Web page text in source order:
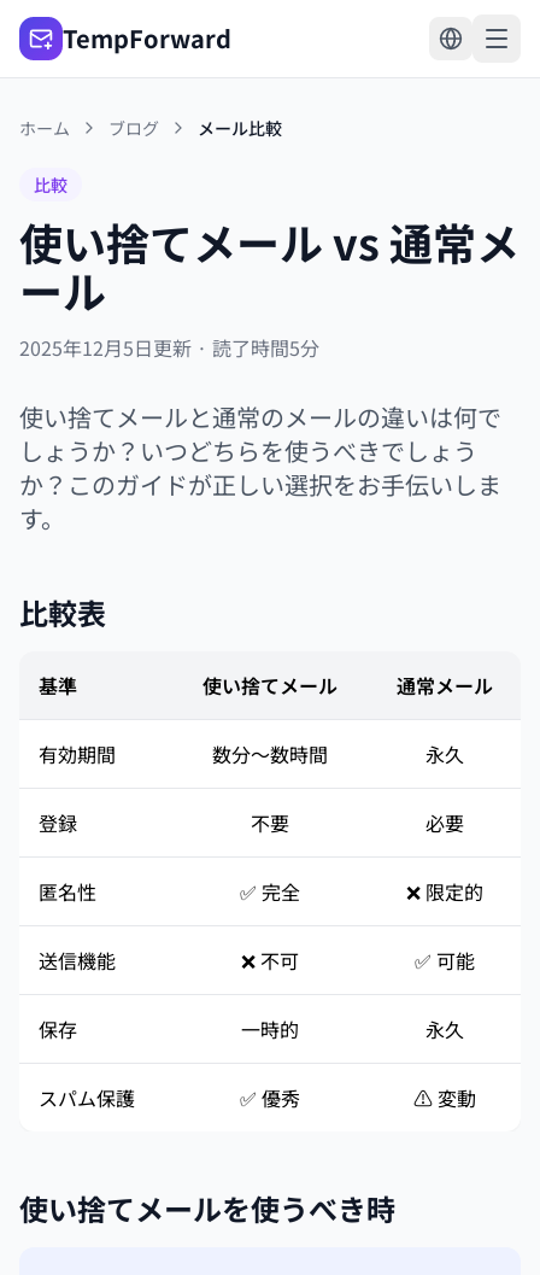
TempForward
ホーム ブログ メール比較
比較
使い捨てメール vs 通常メ
ール
2025年12月5日更新 · 読了時間5分
使い捨てメールと通常のメールの違いは何で
しょうか？いつどちらを使うべきでしょう
か？このガイドが正しい選択をお手伝いしま
す。
比較表
基準 使い捨てメール 通常メール
有効期間 数分〜数時間 永久
登録 不要 必要
匿名性 ✅ 完全 ❌ 限定的
送信機能 ❌ 不可 ✅ 可能
保存 一時的 永久
スパム保護 ✅ 優秀 ⚠️ 変動
使い捨てメールを使うべき時